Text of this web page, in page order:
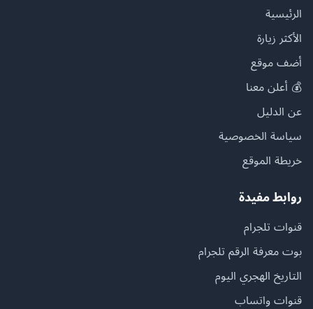
الرئيسية
الأكثر زيارة
أضف موقع
💰 أعلن معنا
عن الدليل
سياسة الخصوصية
خريطة الموقع
روابط مفيدة
قنوات تلجرام
بوت معرفة الرقم تلجرام
التاريخ الهجري اليوم
قنوات واتساب